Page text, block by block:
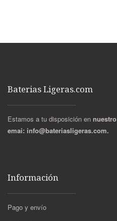
Baterias Ligeras.com
Estamos a tu disposición en nuestro
emai: info@bateriasligeras.com.
Información
Pago y envío